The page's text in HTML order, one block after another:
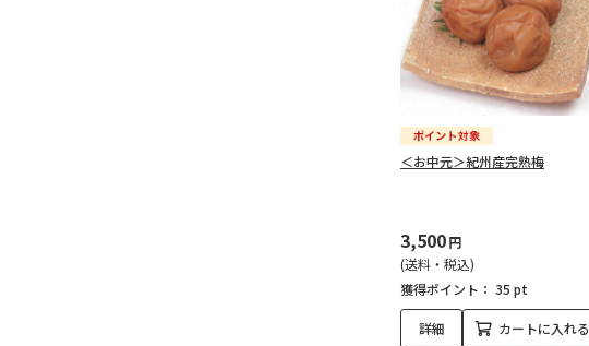
＜お中元＞紀州産完熟梅
3,500円
(送料・税込)
獲得ポイント： 35 pt
詳細 カートに入れる